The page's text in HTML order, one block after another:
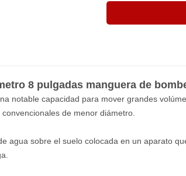
8 pulgadas manguera de
notable capacidad para mover grandes
de menor diámetro.
agua sobre el suelo colocada en un aparato